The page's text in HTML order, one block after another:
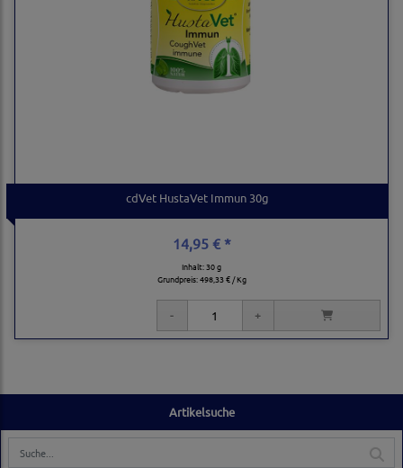
Artikelsuche
cdVet HustaVet Immun 30g
14,95 € *
Inhalt: 30 g
Grundpreis:498,33 € / Kg